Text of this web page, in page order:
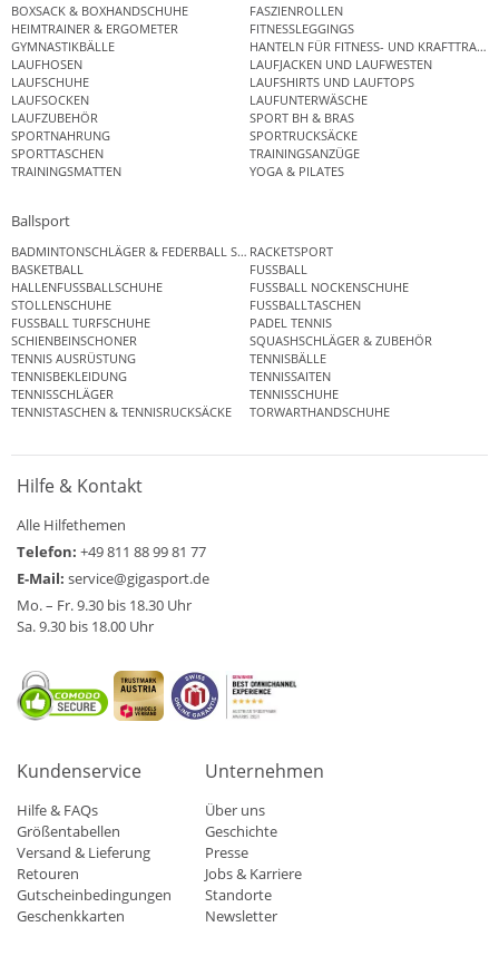
BOXSACK & BOXHANDSCHUHE
FASZIENROLLEN
HEIMTRAINER & ERGOMETER
FITNESSLEGGINGS
GYMNASTIKBÄLLE
HANTELN FÜR FITNESS- UND
LAUFHOSEN
LAUFJACKEN UND LAUFWESTEN
LAUFSCHUHE
LAUFSHIRTS UND LAUFTOPS
LAUFSOCKEN
LAUFUNTERWÄSCHE
LAUFZUBEHÖR
SPORT BH & BRAS
SPORTNAHRUNG
SPORTRUCKSÄCKE
SPORTTASCHEN
TRAININGSANZÜGE
TRAININGSMATTEN
YOGA & PILATES
Ballsport
BADMINTONSCHLÄGER & FEDERBALL SETSRACKETSPORT
BASKETBALL
FUSSBALL
HALLENFUSSBALLSCHUHE
FUSSBALL NOCKENSCHUHE
STOLLENSCHUHE
FUSSBALLTASCHEN
FUSSBALL TURFSCHUHE
PADEL TENNIS
SCHIENBEINSCHONER
SQUASHSCHLÄGER & ZUBEHÖR
TENNIS AUSRÜSTUNG
TENNISBÄLLE
TENNISBEKLEIDUNG
TENNISSAITEN
TENNISSCHLÄGER
TENNISSCHUHE
TENNISTASCHEN & TENNISRUCKSÄCKE
TORWARTHANDSCHUHE
Hilfe & Kontakt
Alle Hilfethemen
Telefon: +49 811 88 99 81 77
E-Mail: service@gigasport.de
Mo. – Fr. 9.30 bis 18.30 Uhr
Sa. 9.30 bis 18.00 Uhr
Kundenservice
Hilfe & FAQs
Größentabellen
Versand & Lieferung
Retouren
Gutscheinbedingungen
Geschenkkarten
Unternehmen
Über uns
Geschichte
Presse
Jobs & Karriere
Standorte
Newsletter